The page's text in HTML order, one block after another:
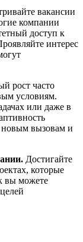
вакансии
компании
доступ к
интерес
рост часто
условиям.
или даже в
новым вызовам и
Достигайте
которые
вы можете